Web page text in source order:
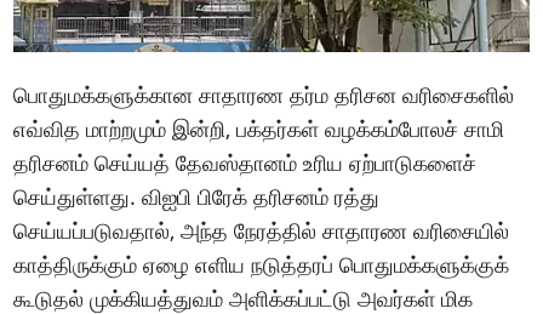
பொதுமக்களுக்கான சாதாரண தர்ம தரிசன வரிசைகளில்
எவ்வித மாற்றமும் இன்றி, பக்தர்கள் வழக்கம்போலச் சாமி
தரிசனம் செய்யத் தேவஸ்தானம் உரிய ஏற்பாடுகளைச்
செய்துள்ளது. விஐபி பிரேக் தரிசனம் ரத்து
செய்யப்படுவதால், அந்த நேரத்தில் சாதாரண வரிசையில்
காத்திருக்கும் ஏழை எளிய நடுத்தரப் பொதுமக்களுக்குக்
கூடுதல் முக்கியத்துவம் அளிக்கப்பட்டு அவர்கள் மிக